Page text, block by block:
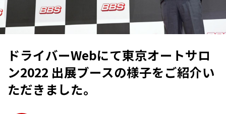
ドライバーWebにて東京オートサロ
ン2022 出展ブースの様子をご紹介い
ただきました。